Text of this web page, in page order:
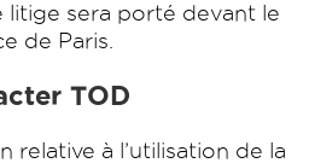
litige sera porté devant le
de Paris.
TOD
relative à l’utilisation de la